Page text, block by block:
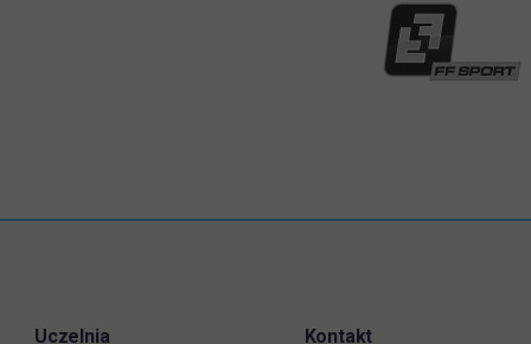
Uczelnia Kontakt